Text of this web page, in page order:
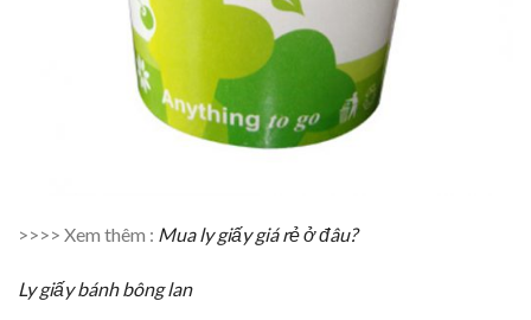
>>>> Xem thêm : Mua ly giấy giá rẻ ở đâu?
Ly giấy bánh bông lan